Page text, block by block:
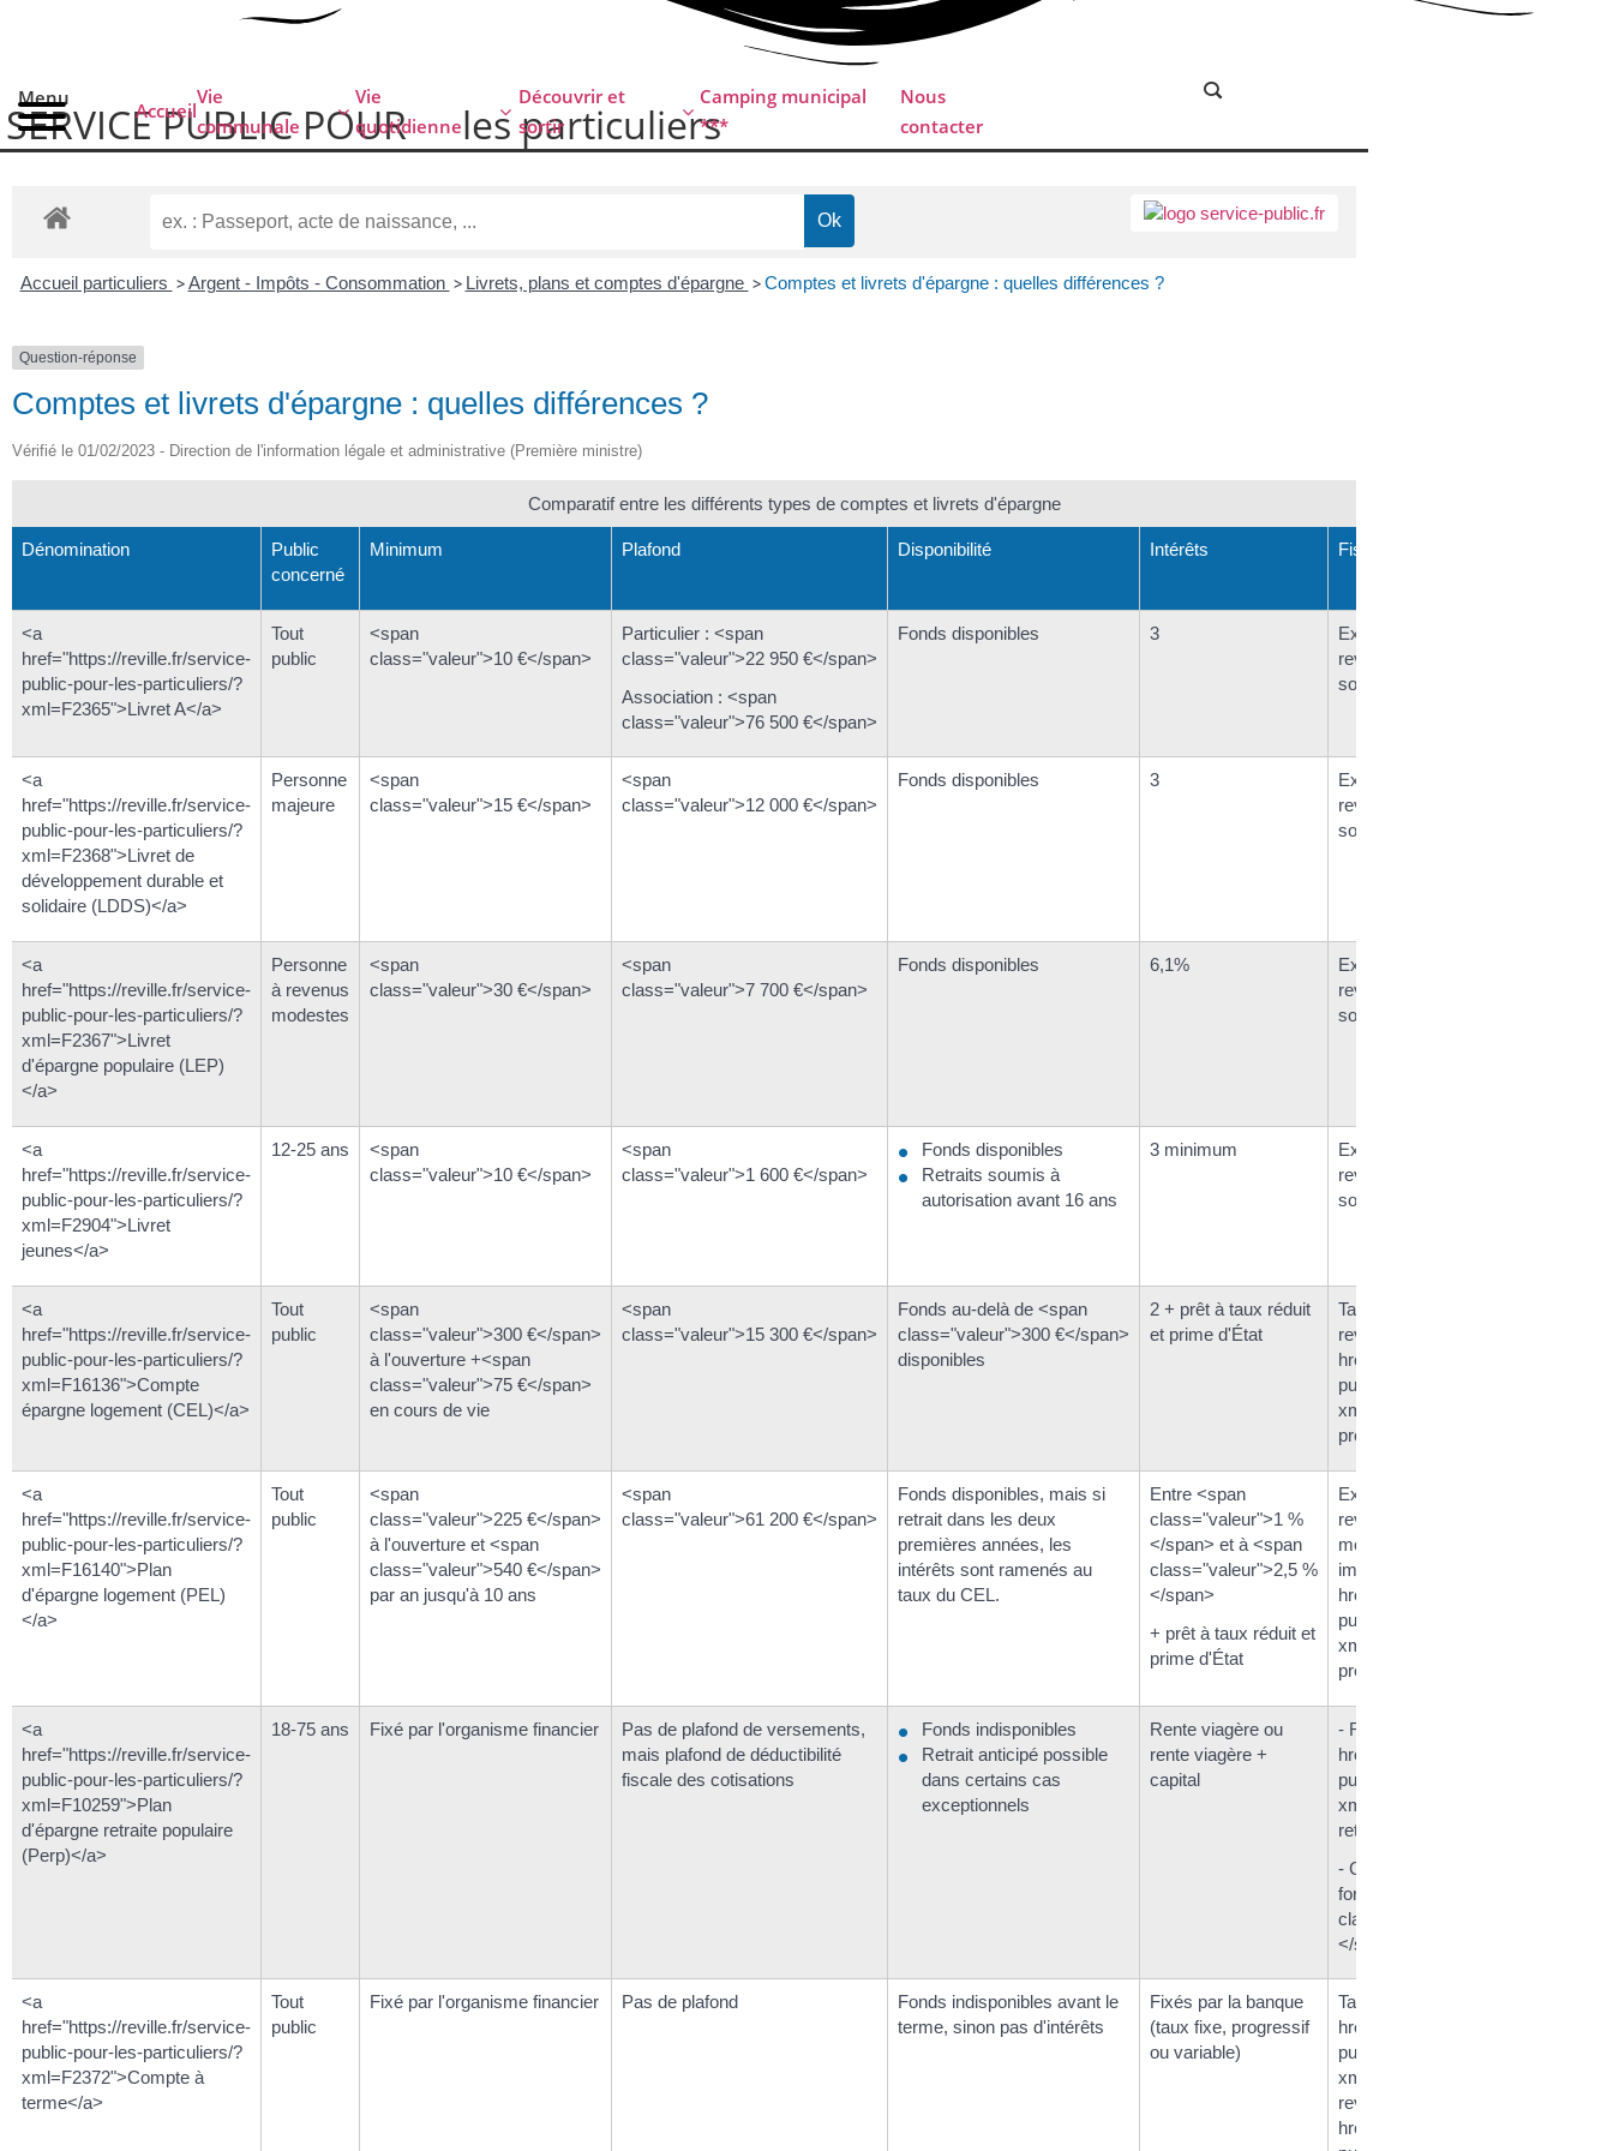
Menu
Accueil
Vie
communale
Vie
quotidienne
Découvrir et
sortir
Camping municipal
***
Nous
contacter
SERVICE PUBLIC POUR​ les particuliers
Accueil particuliers > Argent - Impôts - Consommation > Livrets, plans et comptes d'épargne > Comptes et livrets d'épargne : quelles différences ?
Question-réponse
Comptes et livrets d'épargne : quelles différences ?
Vérifié le 01/02/2023 - Direction de l'information légale et administrative (Première ministre)
Comparatif entre les différents types de comptes et livrets d'épargne
Dénomination
Public
concerné
Minimum Plafond Disponibilité Intérêts Fiscalité
<a
href="https://reville.fr/service-
public-pour-les-particuliers/?
xml=F2365">Livret A</a>
Tout
public
<span
class="valeur">10 €</span>
Particulier : <span
class="valeur">22 950 €</span>
Association : <span
class="valeur">76 500 €</span>
Fonds disponibles 3
Exonération d'impôt sur le
revenu et de prélèvements
sociaux
<a
href="https://reville.fr/service-
public-pour-les-particuliers/?
xml=F2368">Livret de
développement durable et
solidaire (LDDS)</a>
Personne
majeure
<span
class="valeur">15 €</span>
<span
class="valeur">12 000 €</span>
Fonds disponibles 3
Exonération d'impôt sur le
revenu et de prélèvements
sociaux
<a
href="https://reville.fr/service-
public-pour-les-particuliers/?
xml=F2367">Livret
d'épargne populaire (LEP)
</a>
Personne
à revenus
modestes
<span
class="valeur">30 €</span>
<span
class="valeur">7 700 €</span>
Fonds disponibles 6,1%
Exonération d'impôt sur le
revenu et de prélèvements
sociaux
<a
href="https://reville.fr/service-
public-pour-les-particuliers/?
xml=F2904">Livret
jeunes</a>
12-25 ans
<span
class="valeur">10 €</span>
<span
class="valeur">1 600 €</span>
Fonds disponibles
Retraits soumis à
autorisation avant 16 ans
3 minimum
Exonération d'impôt sur le
revenu et de prélèvements
sociaux
<a
href="https://reville.fr/service-
public-pour-les-particuliers/?
xml=F16136">Compte
épargne logement (CEL)</a>
Tout
public
<span
class="valeur">300 €</span>
à l'ouverture +<span
class="valeur">75 €</span>
en cours de vie
<span
class="valeur">15 300 €</span>
Fonds au-delà de <span
class="valeur">300 €</span>
disponibles
2 + prêt à taux réduit
et prime d'État
Taxation à l'impôt sur le
revenu (depuis 2018) et <a
href="https://reville.fr/service-
public-pour-les-particuliers/?
xml=F2329">aux
prélèvements sociaux</a>
<a
href="https://reville.fr/service-
public-pour-les-particuliers/?
xml=F16140">Plan
d'épargne logement (PEL)
</a>
Tout
public
<span
class="valeur">225 €</span>
à l'ouverture et <span
class="valeur">540 €</span>
par an jusqu'à 10 ans
<span
class="valeur">61 200 €</span>
Fonds disponibles, mais si
retrait dans les deux
premières années, les
intérêts sont ramenés au
taux du CEL.
Entre <span
class="valeur">1 %
</span> et à <span
class="valeur">2,5 %
</span>
+ prêt à taux réduit et
prime d'État
Exonération d'impôt sur le
revenu pour les PEL de
moins de 12 ans, mais
imposition <a
href="https://reville.fr/service-
public-pour-les-particuliers/?
xml=F2329">aux
prélèvements sociaux</a>
<a
href="https://reville.fr/service-
public-pour-les-particuliers/?
xml=F10259">Plan
d'épargne retraite populaire
(Perp)</a>
18-75 ans Fixé par l'organisme financier
Pas de plafond de versements,
mais plafond de déductibilité
fiscale des cotisations
Fonds indisponibles
Retrait anticipé possible
dans certains cas
exceptionnels
Rente viagère ou
rente viagère +
capital
- Rente viagère <a
href="https://reville.fr/service-
public-pour-les-particuliers/?
xml=F415">taxée comme
retraite</a>
- Capital imposé au taux
forfaitaire de <span
class="valeur">7,5 %
</span> ou au barème
<a
href="https://reville.fr/service-
public-pour-les-particuliers/?
xml=F2372">Compte à
terme</a>
Tout
public
Fixé par l'organisme financier Pas de plafond
Fonds indisponibles avant le
terme, sinon pas d'intérêts
Fixés par la banque
(taux fixe, progressif
ou variable)
Taxation à <a
href="https://reville.fr/service-
public-pour-les-particuliers/?
xml=F2613">l'impôt sur le
revenu</a> et <a
href="https://reville.fr/service-